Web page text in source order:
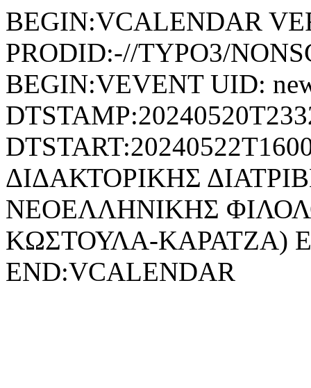
BEGIN:VCALENDAR
PRODID:-//TYPO3/
BEGIN:VEVENT UID:
ΔΙΔΑΚΤΟΡΙΚΗΣ
ΝΕΟΕΛΛΗΝΙΚΗΣ
ΚΩΣΤΟΥΛΑ-ΚΑΡΑΤΖΑ)
END:VCALENDAR